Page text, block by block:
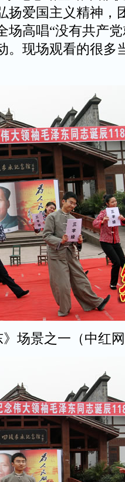
扬爱国主义精神，
场高唱“没有共产
。现场观看的很多
场景之一（中红